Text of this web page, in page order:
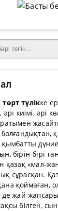
төрт түлікке
киімі, әрі
болғандықтан,
дүние
бірін-бірі
қазақ «мал-
сұрасқан.
қоймаған,
де жай-
білген,